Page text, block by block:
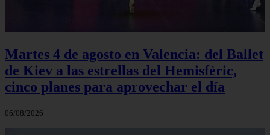
Martes 4 de agosto en Valencia: del Ballet
de Kiev a las estrellas del Hemisfèric,
cinco planes para aprovechar el día
06/08/2026